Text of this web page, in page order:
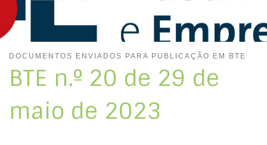
DOCUMENTOS ENVIADOS PARA PUBLICAÇÃO EM BTE
BTE n.º 20 de 29 de
maio de 2023